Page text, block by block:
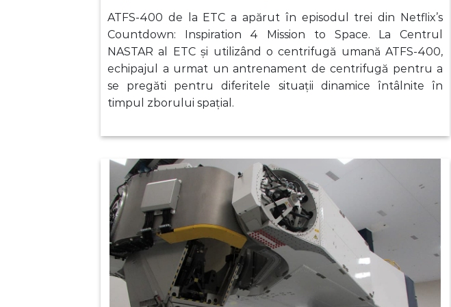
ATFS-400 de la ETC a apărut în episodul trei din Netflix’s
Countdown: Inspiration 4 Mission to Space. La Centrul
NASTAR al ETC și utilizând o centrifugă umană ATFS-400,
echipajul a urmat un antrenament de centrifugă pentru a
se pregăti pentru diferitele situații dinamice întâlnite în
timpul zborului spațial.